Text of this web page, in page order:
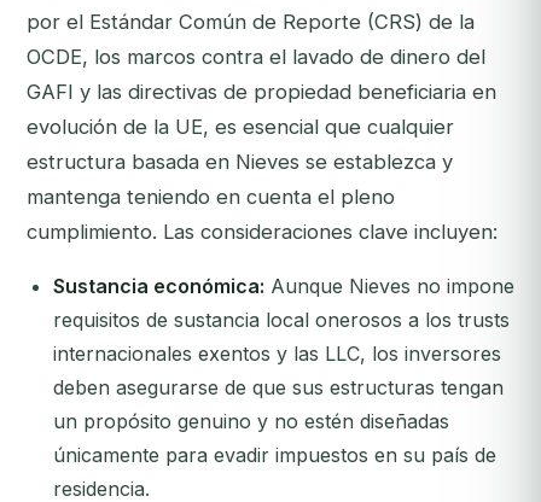
por el Estándar Común de Reporte (CRS) de la
OCDE, los marcos contra el lavado de dinero del
GAFI y las directivas de propiedad beneficiaria en
evolución de la UE, es esencial que cualquier
estructura basada en Nieves se establezca y
mantenga teniendo en cuenta el pleno
cumplimiento. Las consideraciones clave incluyen:
Sustancia económica: Aunque Nieves no impone
requisitos de sustancia local onerosos a los trusts
internacionales exentos y las LLC, los inversores
deben asegurarse de que sus estructuras tengan
un propósito genuino y no estén diseñadas
únicamente para evadir impuestos en su país de
residencia.